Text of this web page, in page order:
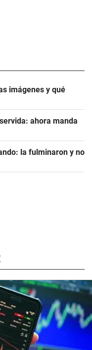
imágenes y qué
ahora manda
la fulminaron y no